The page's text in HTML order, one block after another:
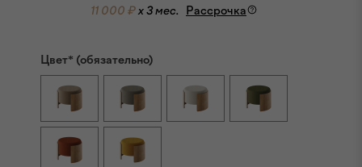
11 000 ₽x 3 мес. Рассрочка
Цвет* (обязательно)